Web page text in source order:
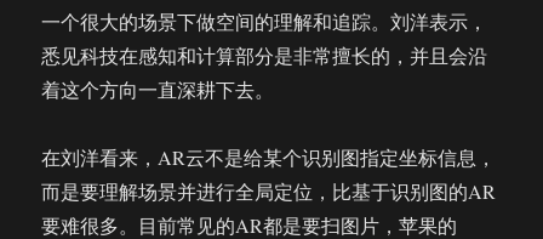
一个很大的场景下做空间的理解和追踪。刘洋表示，
悉见科技在感知和计算部分是非常擅长的，并且会沿
着这个方向一直深耕下去。
在刘洋看来，AR云不是给某个识别图指定坐标信息，
而是要理解场景并进行全局定位，比基于识别图的AR
要难很多。目前常见的AR都是要扫图片，苹果的